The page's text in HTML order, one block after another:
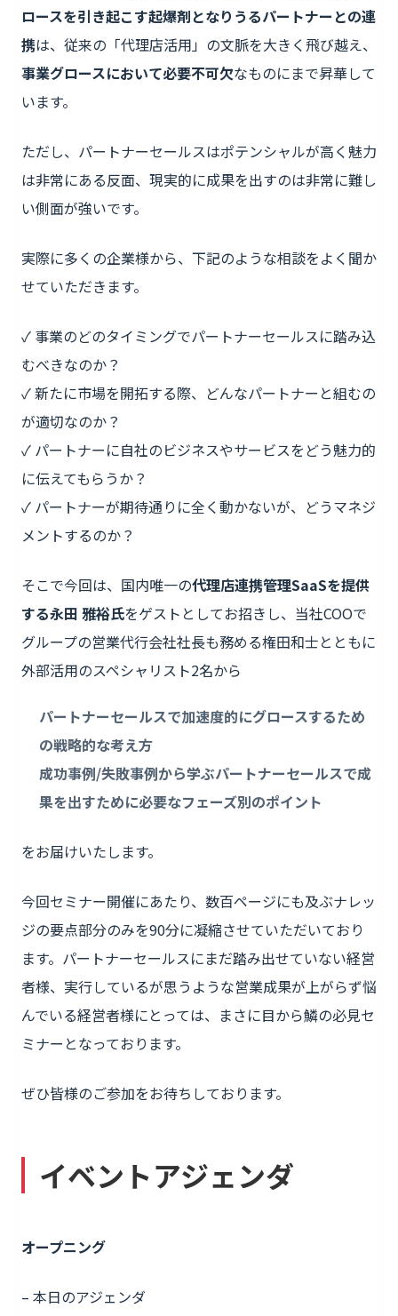
ロースを引き起こす起爆剤となりうるパートナーとの連
携は、従来の「代理店活用」の文脈を大きく飛び越え、
事業グロースにおいて必要不可欠なものにまで昇華して
います。
ただし、パートナーセールスはポテンシャルが高く魅力
は非常にある反面、現実的に成果を出すのは非常に難し
い側面が強いです。
実際に多くの企業様から、下記のような相談をよく聞か
せていただきます。
✓ 事業のどのタイミングでパートナーセールスに踏み込
むべきなのか？
✓ 新たに市場を開拓する際、どんなパートナーと組むの
が適切なのか？
✓ パートナーに自社のビジネスやサービスをどう魅力的
に伝えてもらうか？
✓ パートナーが期待通りに全く動かないが、どうマネジ
メントするのか？
そこで今回は、国内唯一の代理店連携管理SaaSを提供
する永田 雅裕氏をゲストとしてお招きし、当社COOで
グループの営業代行会社社長も務める権田和士とともに
外部活用のスペシャリスト2名から
パートナーセールスで加速度的にグロースするため
の戦略的な考え方
成功事例/失敗事例から学ぶパートナーセールスで成
果を出すために必要なフェーズ別のポイント
をお届けいたします。
今回セミナー開催にあたり、数百ページにも及ぶナレッ
ジの要点部分のみを90分に凝縮させていただいており
ます。パートナーセールスにまだ踏み出せていない経営
者様、実行しているが思うような営業成果が上がらず悩
んでいる経営者様にとっては、まさに目から鱗の必見セ
ミナーとなっております。
ぜひ皆様のご参加をお待ちしております。
イベントアジェンダ
オープニング
– 本日のアジェンダ